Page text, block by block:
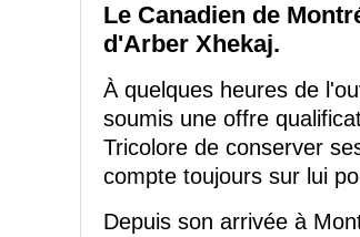
Le Canadien de
d'Arber Xhekaj.
À quelques heures de
soumis une offre
Tricolore de conserver
compte toujours sur lui
Depuis son arrivée à